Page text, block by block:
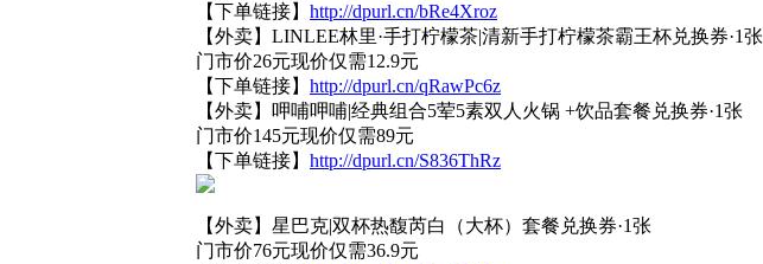
【下单链接】 http://dpurl.cn/bRe4Xroz
【外卖】LINLEE林里·手打柠檬茶|清新手打柠檬茶霸王杯兑换券·1张
门市价26元现价仅需12.9元
【下单链接】 http://dpurl.cn/qRawPc6z
【外卖】呷哺呷哺|经典组合5荤5素双人火锅 +饮品套餐兑换券·1张
门市价145元现价仅需89元
【下单链接】 http://dpurl.cn/S836ThRz
【外卖】星巴克|双杯热馥芮白（大杯）套餐兑换券·1张
门市价76元现价仅需36.9元